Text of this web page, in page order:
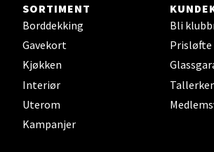
SORTIMENT
Borddekking
Gavekort
Kjøkken
Interiør
Uterom
Kampanjer
Bli
Prisløfte
Strangata 26, 8400 Sortland
Åpent i dag 10-19
0 i butikk